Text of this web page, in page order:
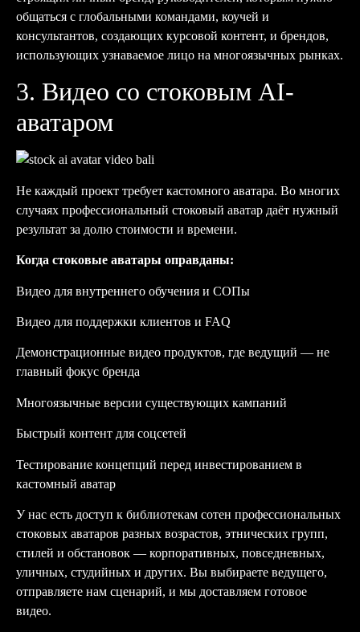
общаться с глобальными командами, коучей и
консультантов, создающих курсовой контент, и брендов,
использующих узнаваемое лицо на многоязычных рынках.
3. Видео со стоковым AI-
аватаром
Не каждый проект требует кастомного аватара. Во многих
случаях профессиональный стоковый аватар даёт нужный
результат за долю стоимости и времени.
Когда стоковые аватары оправданы:
Видео для внутреннего обучения и СОПы
Видео для поддержки клиентов и FAQ
Демонстрационные видео продуктов, где ведущий — не
главный фокус бренда
Многоязычные версии существующих кампаний
Быстрый контент для соцсетей
Тестирование концепций перед инвестированием в
кастомный аватар
У нас есть доступ к библиотекам сотен профессиональных
стоковых аватаров разных возрастов, этнических групп,
стилей и обстановок — корпоративных, повседневных,
уличных, студийных и других. Вы выбираете ведущего,
отправляете нам сценарий, и мы доставляем готовое
видео.